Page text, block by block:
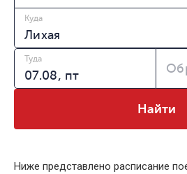
Куда
Туда
Найти
Ниже представлено расписание